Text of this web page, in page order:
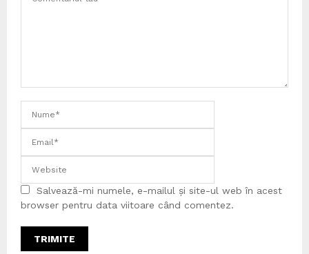
Salvează-mi numele, e-mailul și site-ul web în acest
browser pentru data viitoare când comentez.